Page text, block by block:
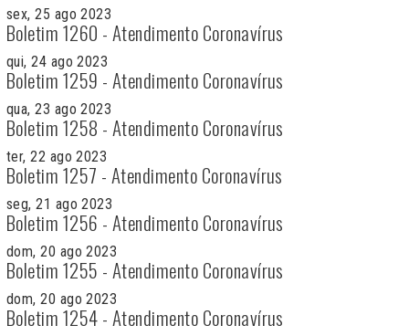
sex, 25 ago 2023
Boletim 1260 - Atendimento Coronavírus
qui, 24 ago 2023
Boletim 1259 - Atendimento Coronavírus
qua, 23 ago 2023
Boletim 1258 - Atendimento Coronavírus
ter, 22 ago 2023
Boletim 1257 - Atendimento Coronavírus
seg, 21 ago 2023
Boletim 1256 - Atendimento Coronavírus
dom, 20 ago 2023
Boletim 1255 - Atendimento Coronavírus
dom, 20 ago 2023
Boletim 1254 - Atendimento Coronavírus